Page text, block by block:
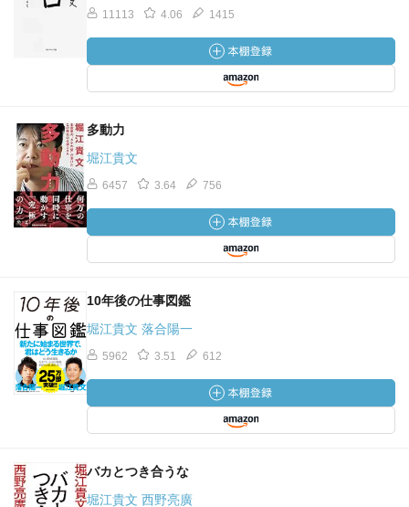
11113 4.06 1415
多動力
堀江貴文
6457 3.64 756
10年後の仕事図鑑
堀江貴文 落合陽一
5962 3.51 612
バカとつき合うな
堀江貴文 西野亮廣